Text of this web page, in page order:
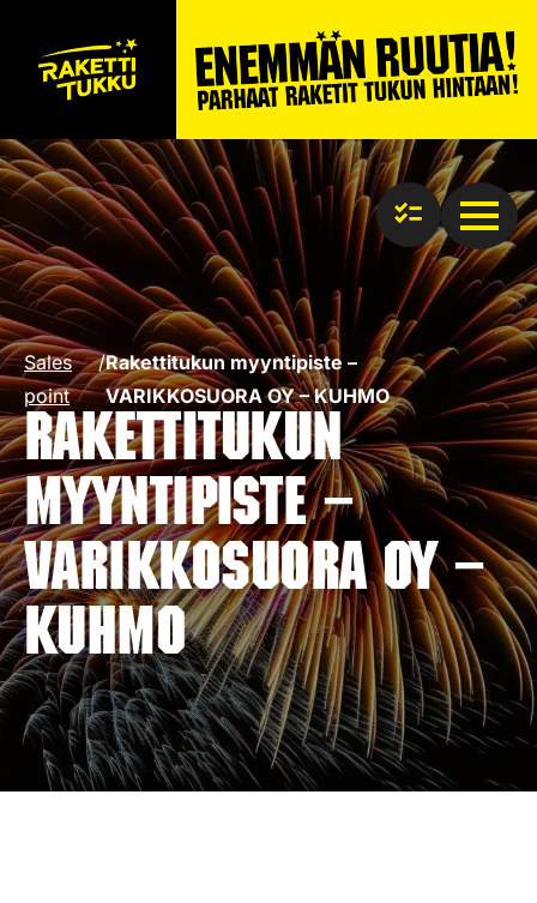
Sales
point
/Rakettitukun myyntipiste –
VARIKKOSUORA OY – KUHMO
Rakettitukun
myyntipiste –
VARIKKOSUORA OY –
KUHMO